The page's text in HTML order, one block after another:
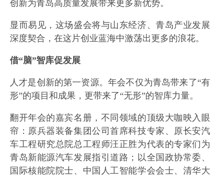
创新为青岛高质量发展带来更多新优势。
显而易见，这场盛会将与山东经济、青岛产业发展
深度契合，在这片创业蓝海中激荡出更多的浪花。
借“脑”智库促发展
人才是创新的第一资源。年会不仅为青岛带来了“有
形”的项目和成果，更带来了“无形”的智库力量。
翻开年会的嘉宾名册，不同领域的顶级大咖映入眼
帘：原兵器装备集团公司首席科技专家、原长安汽
车工程研究总院总工程师汪正胜为代表的专家们为
青岛新能源汽车发展指引道路；以全国政协常委、
国际核能院院士、中国人工智能学会会士、清华大